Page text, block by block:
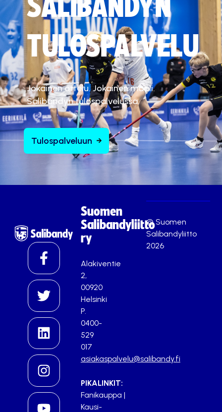
SALIBANDYN
TULOSPALVELU
Jokainen ottelu. Jokainen maali.
Salibandyn tulospalvelussa.
Tulospalveluun
Suomen
Salibandyliitto
ry
Alakiventie
2,
00920
Helsinki
P.
0400-
529
017
asiakaspalvelu@salibandy.fi
PIKALINKIT:
Fanikauppa |
Kausi-
© Suomen
Salibandyliitto
2026